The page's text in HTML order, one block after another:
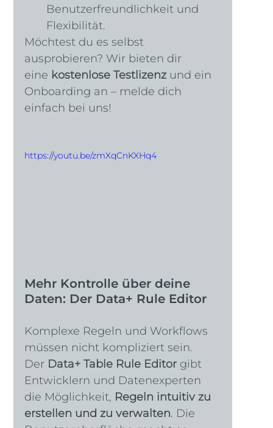
Benutzerfreundlichkeit und
Flexibilität.
Möchtest du es selbst
ausprobieren? Wir bieten dir
eine kostenlose Testlizenz und ein
Onboarding an – melde dich
einfach bei uns!
https://youtu.be/zmXqCnKXHq4
Mehr Kontrolle über deine
Daten: Der Data+ Rule Editor
Komplexe Regeln und Workflows
müssen nicht kompliziert sein.
Der Data+ Table Rule Editor gibt
Entwicklern und Datenexperten
die Möglichkeit, Regeln intuitiv zu
erstellen und zu verwalten. Die